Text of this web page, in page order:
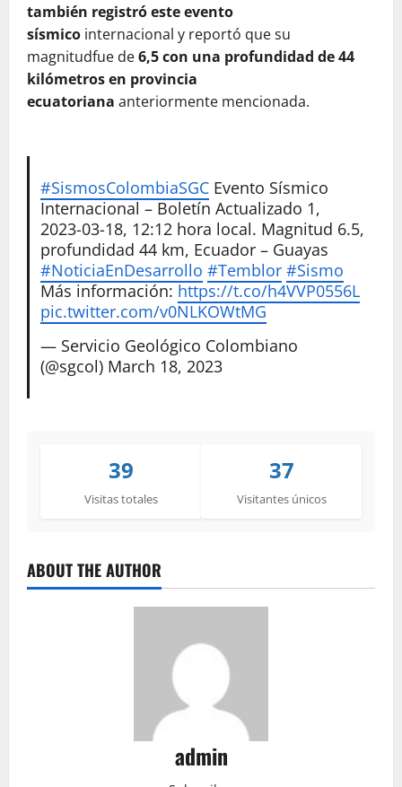
también registró este evento
sísmico internacional y reportó que su
magnitudfue de6,5 con una profundidad de 44
kilómetros en provincia
ecuatoriana anteriormente mencionada.
#SismosColombiaSGCEvento Sísmico
Internacional – Boletín Actualizado 1,
2023-03-18, 12:12 hora local. Magnitud 6.5,
profundidad 44 km, Ecuador – Guayas
#NoticiaEnDesarrollo #Temblor #Sismo
Más información: https://t.co/h4VVP0556L
pic.twitter.com/v0NLKOWtMG
— Servicio Geológico Colombiano
(@sgcol) March 18, 2023
39
Visitas totales
37
Visitantes únicos
ABOUT THE AUTHOR
admin